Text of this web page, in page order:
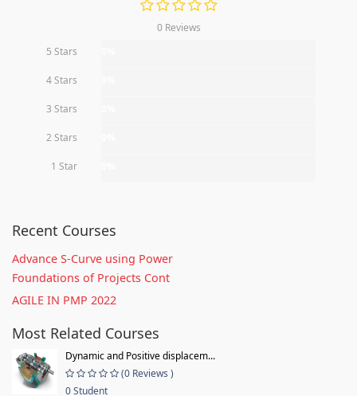
0 Reviews
5 Stars
4 Stars
3 Stars
2 Stars
1 Star
Recent Courses
Advance S-Curve using Power
Foundations of Projects Cont
AGILE IN PMP 2022
Most Related Courses
Dynamic and Positive displacem...
(0 Reviews )
0 Student